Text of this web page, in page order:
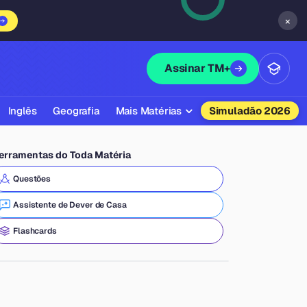
×
Assinar TM+
Inglês Geografia Mais Matérias
Química
Física
Filosofia
Simuladão 2026
do Toda Matéria
Questões
Assistente de Dever de Casa
Flashcards